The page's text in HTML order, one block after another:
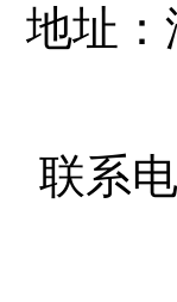
地址
联系